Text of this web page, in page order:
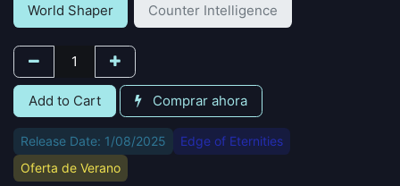
World Shaper Counter Intelligence
Add to Cart Comprar ahora
Release Date: 1/08/2025
Edge of Eternities
Oferta de Verano